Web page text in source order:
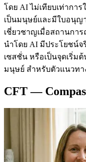
โดย AI ไม่เทียบเท่ากา
เป็นมนุษย์และมีใบอนุญ
เชี่ยวชาญเมื่อสถานกา
นำโดย AI มีประโยชน์จ
เซสชั่น หรือเป็นจุดเริ่ม
มนุษย์ สำหรับตัวแนวทา
CFT —